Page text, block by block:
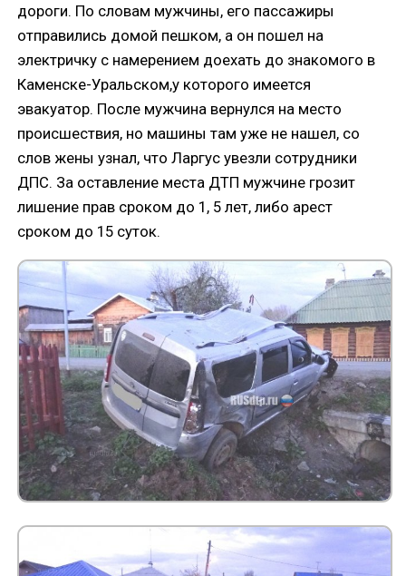
дороги. По словам мужчины, его пассажиры
отправились домой пешком, а он пошел на
электричку с намерением доехать до знакомого в
Каменске-Уральском,у которого имеется
эвакуатор. После мужчина вернулся на место
происшествия, но машины там уже не нашел, со
слов жены узнал, что Ларгус увезли сотрудники
ДПС. За оставление места ДТП мужчине грозит
лишение прав сроком до 1, 5 лет, либо арест
сроком до 15 суток.